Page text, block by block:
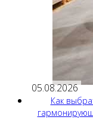
05.08.2026
Как